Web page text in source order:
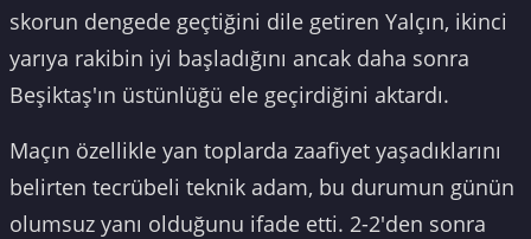
skorun dengede geçtiğini dile getiren Yalçın, ikinci
yarıya rakibin iyi başladığını ancak daha sonra
Beşiktaş'ın üstünlüğü ele geçirdiğini aktardı.
Maçın özellikle yan toplarda zaafiyet yaşadıklarını
belirten tecrübeli teknik adam, bu durumun günün
olumsuz yanı olduğunu ifade etti. 2-2'den sonra